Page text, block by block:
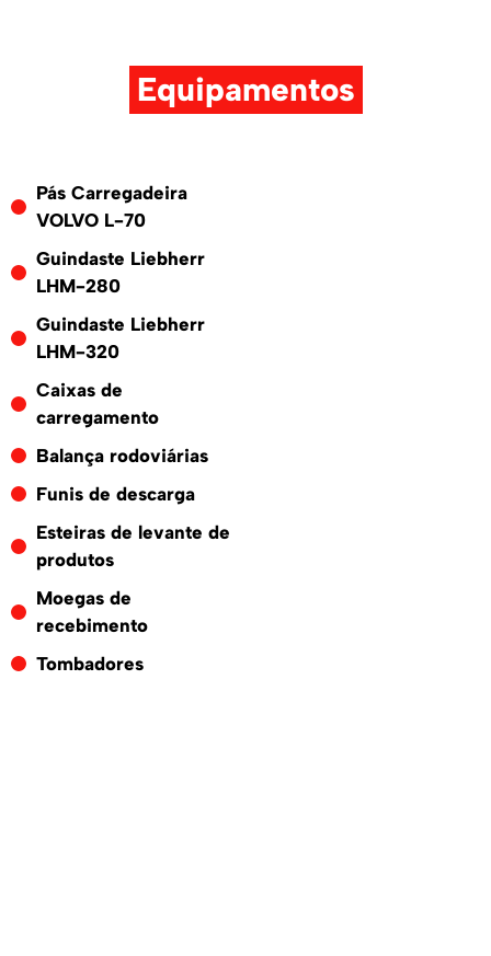
Equipamentos
Pás Carregadeira
VOLVO L-70
Guindaste Liebherr
LHM-280
Guindaste Liebherr
LHM-320
Caixas de
carregamento
Balança rodoviárias
Funis de descarga
Esteiras de levante de
produtos
Moegas de
recebimento
Tombadores